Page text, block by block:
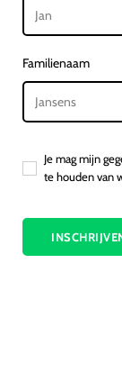
Familienaam
Je mag mijn
te houden van